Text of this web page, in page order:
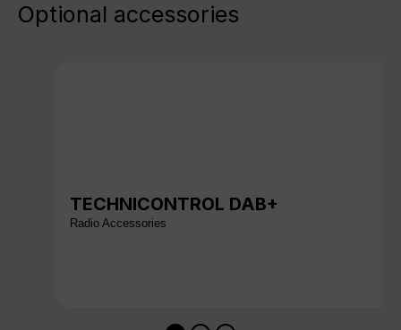
Optional accessories
TECHNICONTROL DAB+
Radio Accessories